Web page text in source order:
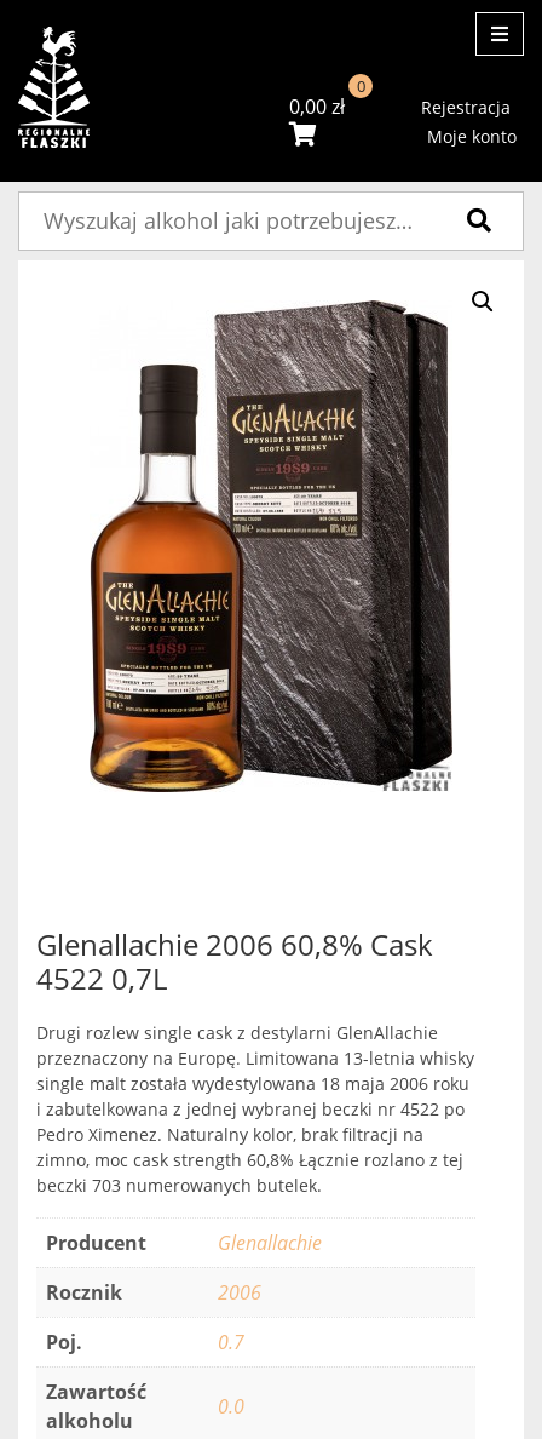
0,00zł
0
Rejestracja
Moje konto
Glenallachie 2006 60,8% Cask
4522 0,7L
Drugi rozlew single cask z destylarni GlenAllachie
przeznaczony na Europę. Limitowana 13-letnia whisky
single malt została wydestylowana 18 maja 2006 roku
i zabutelkowana z jednej wybranej beczki nr 4522 po
Pedro Ximenez. Naturalny kolor, brak filtracji na
zimno, moc cask strength 60,8% Łącznie rozlano z tej
beczki 703 numerowanych butelek.
Producent
Glenallachie
Rocznik
2006
Poj.
0.7
Zawartość
alkoholu
0.0